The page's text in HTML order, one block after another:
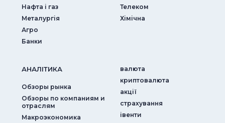
Нафта і газ
Металургія
Агро
Банки
Телеком
Хімічна
АНАЛIТИКА
Обзоры рынка
Обзоры по компаниям и
отраслям
Макроэкономика
валюта
криптовалюта
акції
страхування
iвенти